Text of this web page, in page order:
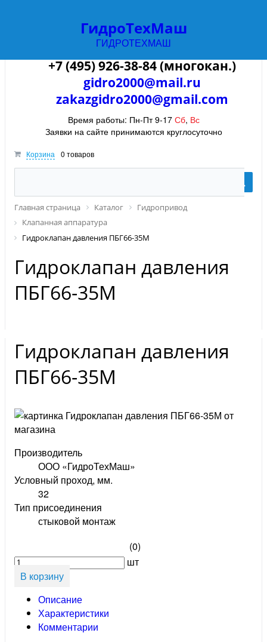
ГидроТехМаш
ГИДРОТЕХМАШ
+7 (965) 372-11-90 (многокан.)
+7 (495) 926-38-84 (многокан.)
gidro2000@mail.ru
zakazgidro2000@gmail.com
Время работы: Пн-Пт 9-17 Сб, Вс
Заявки на сайте принимаются круглосуточно
Корзина 0 товаров
Главная страница Каталог
Гидропривод
Клапанная аппаратура
Гидроклапан давления ПБГ66-35М
Гидроклапан давления
ПБГ66-35М
Гидроклапан давления
ПБГ66-35М
Производитель
ООО «ГидроТехМаш»
Условный проход, мм.
32
Тип присоединения
стыковой монтаж
(0)
шт
В корзину
Описание
Характеристики
Комментарии